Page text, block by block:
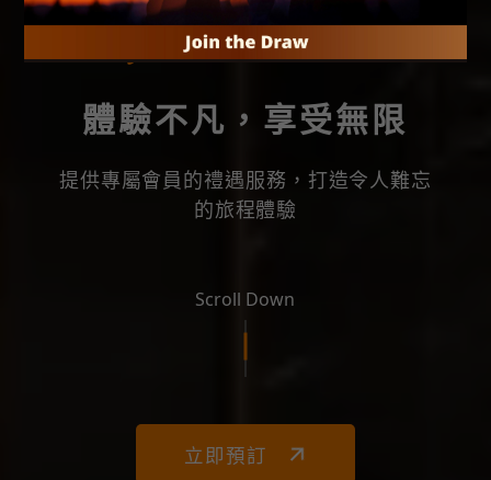
The best choice
體驗不凡，享受無限
提供專屬會員的禮遇服務，打造令人難忘
的旅程體驗
Scroll Down
立即預訂